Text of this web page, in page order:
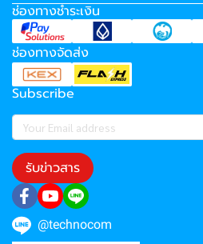
ช่องทางชำระเงิน
ช่องทางจัดส่ง
Subscribe
รับข่าวสาร
@technocom